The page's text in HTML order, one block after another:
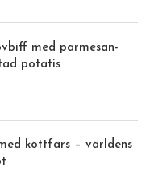
OCH